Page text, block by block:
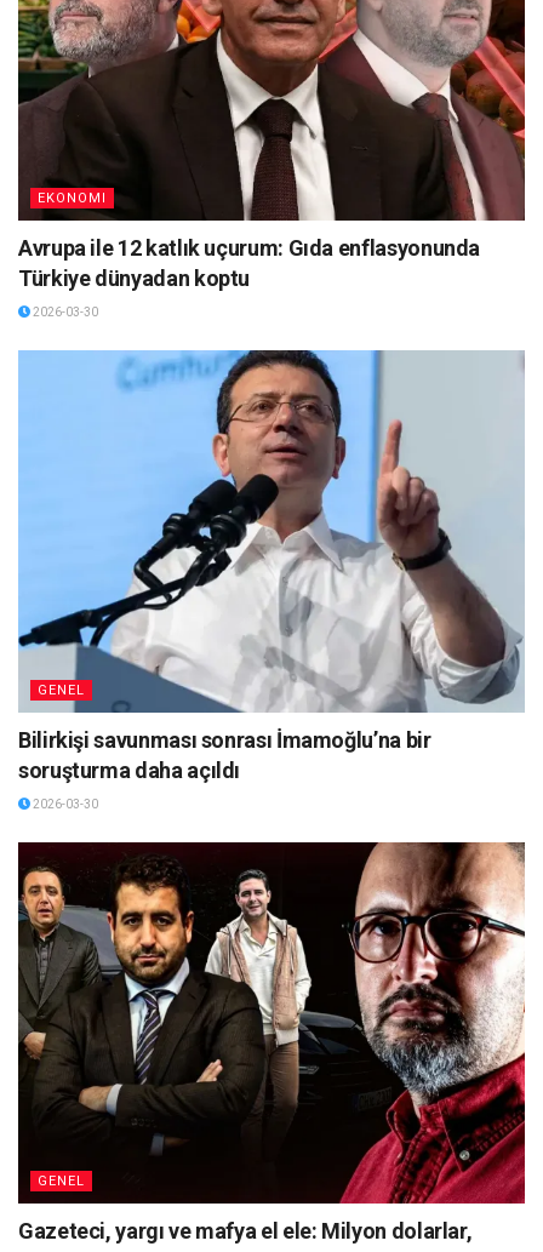
EKONOMI
Avrupa ile 12 katlık uçurum: Gıda enflasyonunda
Türkiye dünyadan koptu
2026-03-30
GENEL
Bilirkişi savunması sonrası İmamoğlu’na bir
soruşturma daha açıldı
2026-03-30
GENEL
Gazeteci, yargı ve mafya el ele: Milyon dolarlar,